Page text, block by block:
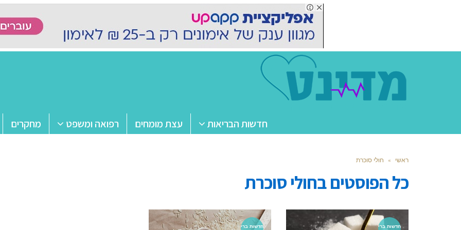
חדשות הבריאות עצת מומחים רפואה ומשפט מחקרים
ראשי » חולי סוכרת
כל הפוסטים בחולי סוכרת
חדשות ברי
חדשות ברי